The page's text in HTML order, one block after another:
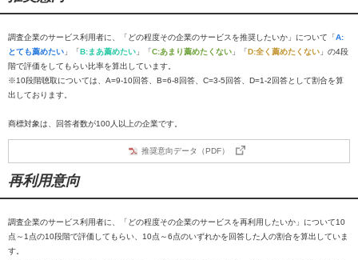
調査企業のサービス利用者に、「どの程度その企業のサービスを推奨したいか」について「A:
とても薦めたい 」「B:まあ薦めたい 」「C:あまり薦めたくない 」「D:全く薦めたくない 」の4段
階で評価をしてもらい比率を算出しています。
※10段階聴取については、A=9-10回答、B=6-8回答、C=3-5回答、D=1-2回答として割合を算
出しております。
商標対象は、回答者数が100人以上の企業です。
推奨意向データ（PDF）
再利用意向
調査企業のサービス利用者に、「どの程度その企業のサービスを再利用したいか」について10
点～1点の10段階で評価してもらい、10点～6点のいずれかを回答した人の割合を算出していま
す。